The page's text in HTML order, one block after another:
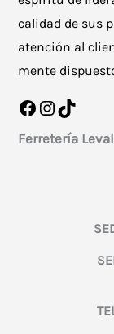
calidad de sus
atención al
mente
Facebook
TikTok
Ferretería